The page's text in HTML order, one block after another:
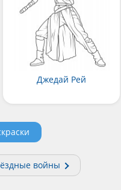
Джедай Рей
войны